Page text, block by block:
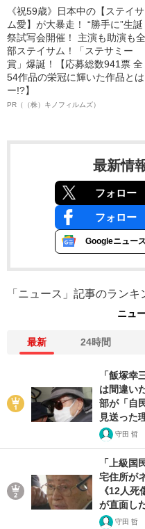
《祝59歳》日本中の【ステイサ
ム愛】が大暴走！ “勝手に”生誕
祭試写会開催！ 主演も助演も全
部ステイサム！「ステサミー
賞」爆誕！【応募総数941票 全
54作品の栄冠に輝いた作品とは
ー!?】
PR（（株）キノフィルムズ）
最新情
フォロー
フォロー
Googleニュース
「ニュース」記事のランキ
ニュ
最新 24時間
「飯塚幸
は間違い
部が「自
見送った
守田 哲
「上級国
宅住所が
《12人
が直面し
守田 哲